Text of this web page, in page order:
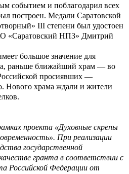
событием и поблагодарил всех
построен. Медали Саратовской
III степени был удостоен
«Саратовский НПЗ» Дмитрий
большое значение для
раньше ближайший храм — во
просиявших —
Нового храма ждали и жители
проекта «Духовные скрепы
При реализации
государственной
гранта в соответствии с
Российской Федерации от